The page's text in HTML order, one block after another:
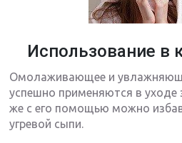
Использование в
Омолаживающее и
успешно применяются в уходе
же с его помощью можно
угревой сыпи.